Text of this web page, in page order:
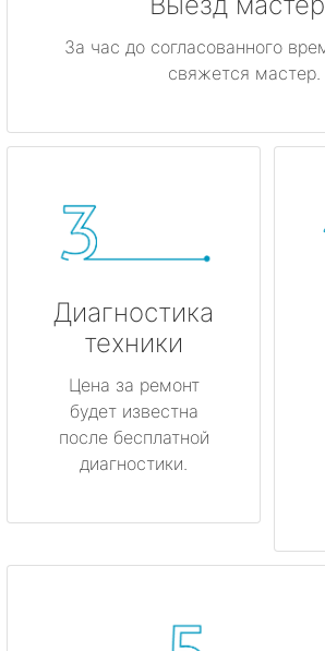
За час до согласованного
свяжется мастер.
Диагностика
техники
Цена за ремонт
будет известна
после бесплатной
диагностики.